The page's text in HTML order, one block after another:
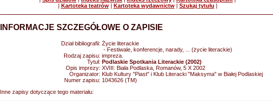
| Kartoteka teatrów| Kartoteka wydawnictw| Szukaj tytułu |
INFORMACJE SZCZEGÓŁOWE O ZAPISIE
Dział bibliografii: Życie literackie
- Festiwale, konferencje, narady, ... (życie literackie)
Rodzaj zapisu: impreza.
Tytuł: Podlaskie Spotkania Literackie (2002)
Opis imprezy: XVIII: Biała Podlaska, Romanów, 5 X 2002
Organizator: Klub Kultury "Piast" i Klub Literacki "Maksyma" w Białej Podlaskiej
Numer zapisu: 1043626 (TM)
Inne zapisy dotyczące tego materiału: